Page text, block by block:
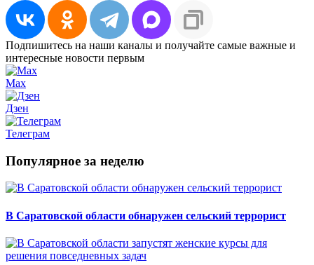
Подпишитесь на наши каналы и получайте самые важные и
интересные новости первым
Max
Дзен
Телеграм
Популярное за неделю
В Саратовской области обнаружен сельский террорист